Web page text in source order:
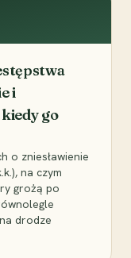
i
go
o zniesławienie
na czym
grożą po
drodze